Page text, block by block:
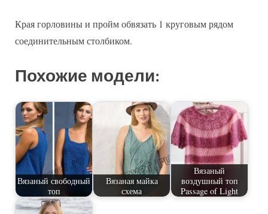
Края горловины и пройм обвязать 1 круговым рядом
соединительным столбиком.
Похожие модели:
Вязаный свободный
топ
Вязаная майка
схема
Вязаный
воздушный топ
Passage of Light